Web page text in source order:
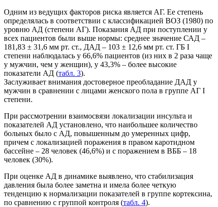
Одним из ведущих факторов риска является АГ. Ее степень
определялась в соответствии с классификацией ВОЗ (1980) по
уровню АД (степени АГ). Показания АД при поступлении у
всех пациентов были выше нормы: среднее значение САД –
181,83 ± 31,6 мм рт. ст., ДАД – 103 ± 12,6 мм рт. ст. ГБ I
степени наблюдалась у 66,6% пациентов (из них в 2 раза чаще
у мужчин, чем у женщин), у 43,3% – более высокие
показатели АД (табл. 3).
Заслуживает внимания достоверное преобладание ДАД у
мужчин в сравнении с лицами женского пола в группе АГ І
степени.
При рассмотрении взаимосвязи локализации инсульта и
показателей АД установлено, что наибольшее количество
больных было с АД, повышенным до умеренных цифр,
причем с локализацией поражения в правом каротидном
бассейне – 28 человек (46,6%) и с поражением в ВББ – 18
человек (30%).
При оценке АД в динамике выявлено, что стабилизация
давления была более заметна и имела более четкую
тенденцию к нормализации показателей в группе кортексина,
по сравнению с группой контроля (табл. 4).